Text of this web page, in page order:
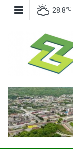
28.8℃